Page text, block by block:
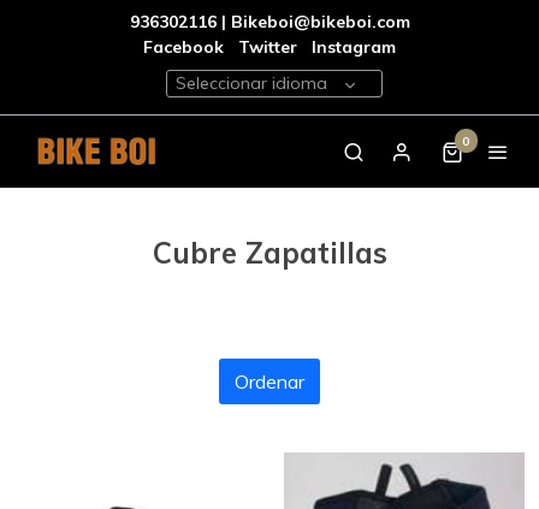
936302116 | Bikeboi@bikeboi.com
Facebook
Twitter
Instagram
Seleccionar idioma
0
Cubre Zapatillas
Ordenar